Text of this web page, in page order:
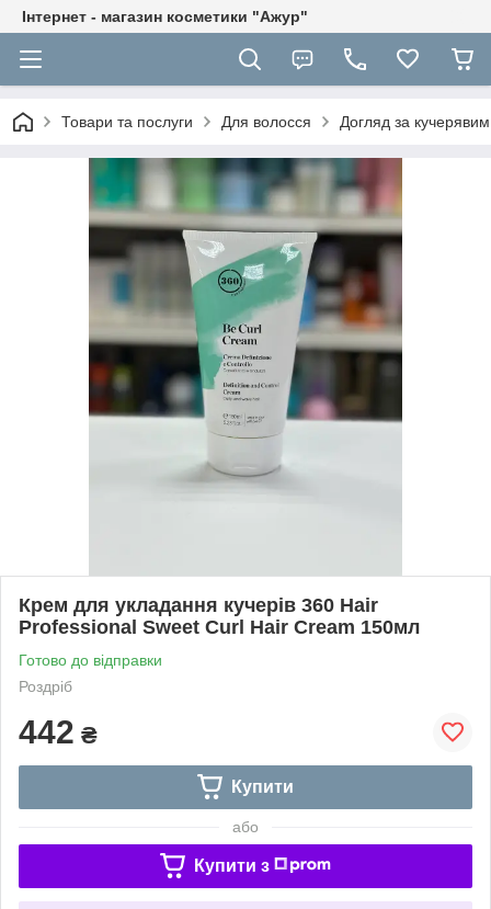
Інтернет - магазин косметики "Ажур"
Товари та послуги Для волосся Догляд за
Крем для укладання кучерів 360 Hair
Professional Sweet Curl Hair Cream 150мл
Готово до відправки
Роздріб
442 ₴
Купити
або
Купити з